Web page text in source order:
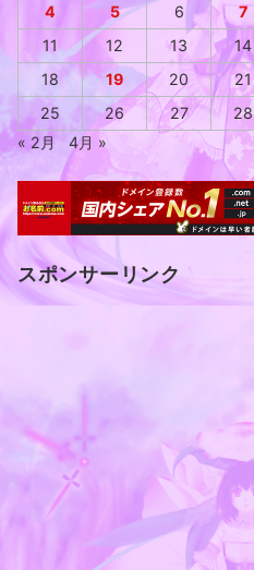
4
5 6 7
11
12 13 14
18
19 20 21
25
26 27 28
« 2月
4月 »
スポンサーリンク